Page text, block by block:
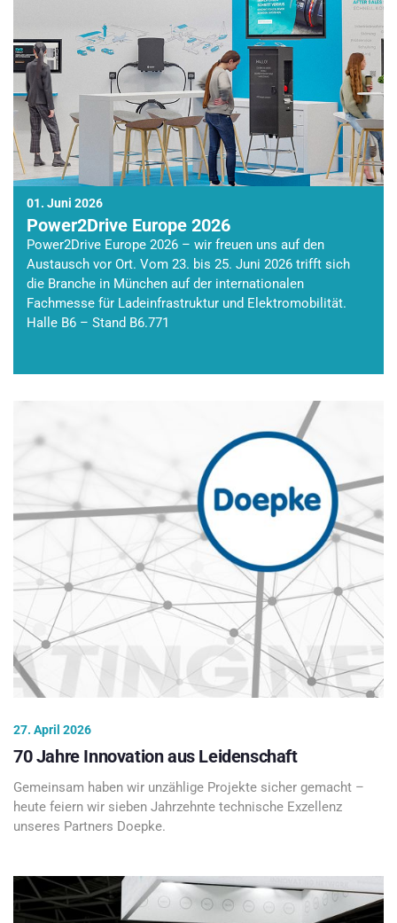
01. Juni 2026
Power2Drive Europe 2026
Power2Drive Europe 2026 – wir freuen uns auf den
Austausch vor Ort. Vom 23. bis 25. Juni 2026 trifft sich
die Branche in München auf der internationalen
Fachmesse für Ladeinfrastruktur und Elektromobilität.
Halle B6 – Stand B6.771
27. April 2026
70 Jahre Innovation aus Leidenschaft
Gemeinsam haben wir unzählige Projekte sicher gemacht –
heute feiern wir sieben Jahrzehnte technische Exzellenz
unseres Partners Doepke.